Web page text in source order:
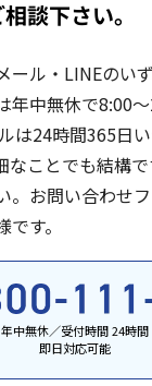
談下さい。
ール・LINEのい
年中無休で8:00
は24時間365日
なことでも結構
。お問い合わせ
す。
年中無休／受付時間 24時間
即日対応可能